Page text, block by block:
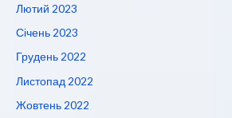
Лютий 2023
Січень 2023
Грудень 2022
Листопад 2022
Жовтень 2022